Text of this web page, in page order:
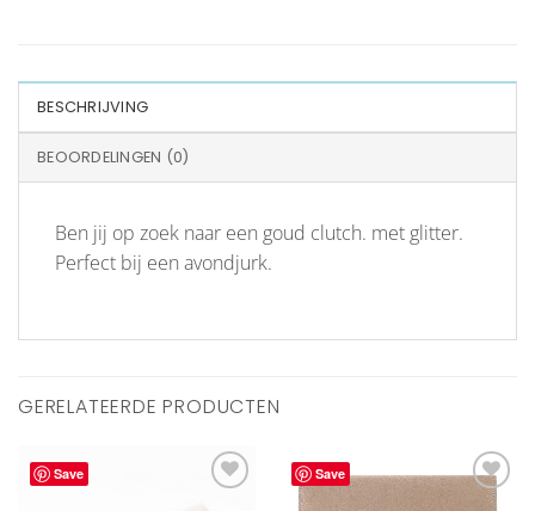
BESCHRIJVING
BEOORDELINGEN (0)
Ben jij op zoek naar een goud clutch. met glitter.
Perfect bij een avondjurk.
GERELATEERDE PRODUCTEN
Save
Save